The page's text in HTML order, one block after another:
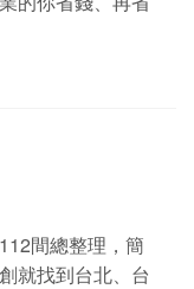
間總整理，簡
就找到台北、台